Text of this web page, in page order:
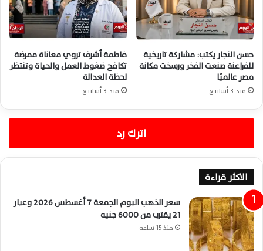
حسن النجار يكتب: مشاركة تاريخية
للفراعنة صنعت الفخر ورسخت مكانة
مصر عالميًا
منذ 3 أسابيع
فاطمة أشرف تروي معاناة ممرضة
تكافح ضغوط العمل والحياة وتنتظر
لحظة العدالة
منذ 3 أسابيع
اترك رد
الاكثر قراءة
سعر الذهب اليوم الجمعة 7 أغسطس 2026 وعيار
21 يقترب من 6000 جنيه
منذ 15 ساعة